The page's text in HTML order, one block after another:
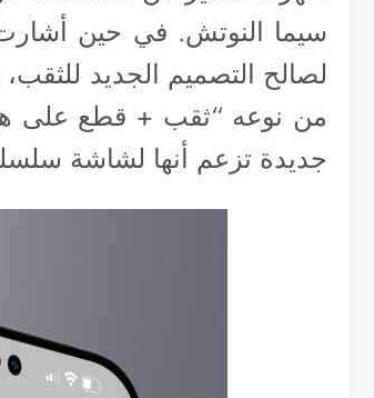
سيما النوتش. في حين أشارت
لصالح التصميم الجديد
من نوعه “ثقب + قطع على
جديدة تزعم أنها لشاشة سلسلة آي-فون